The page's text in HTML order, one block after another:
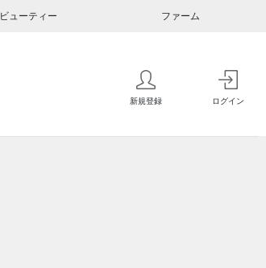
ビューティー ファーム
新規登録 ログイン